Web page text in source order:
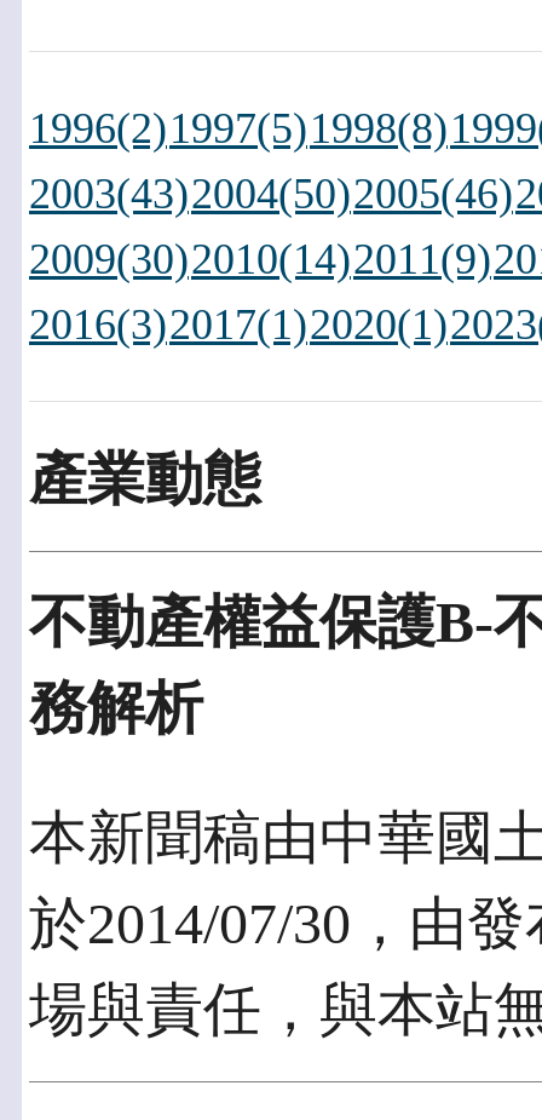
1996(2)1997(5)1998(8)
2003(43)2004(50)2005(46)
2009(30)2010(14)2011(9)
2016(3)2017(1)2020(1)
產業動態
不動產權益保護B-
務解析
本新聞稿由中華國
於2014/07/30，由
場與責任，與本站